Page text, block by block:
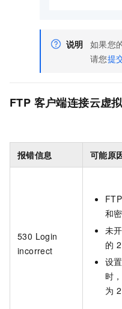
说明 如果您
请您提
FTP 客户端连接云虚
报错信息 可能原
530 Login
incorrect
FTP
和
未
的
设置
时
为